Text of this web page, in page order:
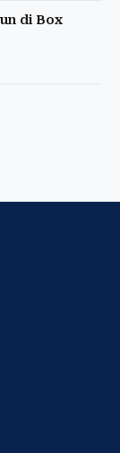
di Box